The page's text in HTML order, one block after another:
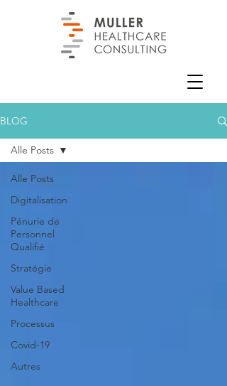
BLOG
Alle Posts
Digitalisation
Pénurie de
Personnel
Qualifié
Stratégie
Value Based
Healthcare
Processus
Covid-19
Autres
Alle Posts